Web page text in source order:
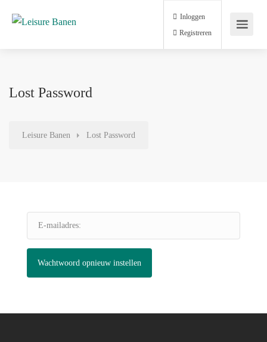
Inloggen
Registreren
Lost Password
Leisure Banen Lost Password